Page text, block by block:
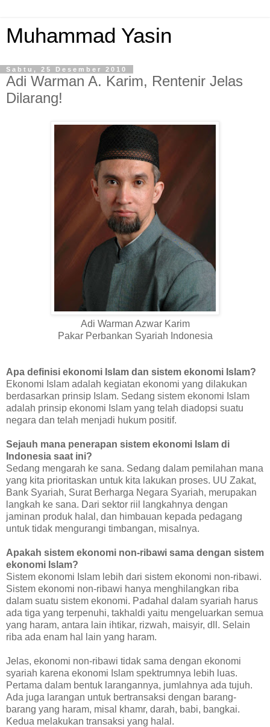
Muhammad Yasin
Sabtu, 25 Desember 2010
Adi Warman A. Karim, Rentenir Jelas
Dilarang!
Adi Warman Azwar Karim
Pakar Perbankan Syariah Indonesia
Apa definisi ekonomi Islam dan sistem ekonomi Islam?
Ekonomi Islam adalah kegiatan ekonomi yang dilakukan
berdasarkan prinsip Islam. Sedang sistem ekonomi Islam
adalah prinsip ekonomi Islam yang telah diadopsi suatu
negara dan telah menjadi hukum positif.
Sejauh mana penerapan sistem ekonomi Islam di
Indonesia saat ini?
Sedang mengarah ke sana. Sedang dalam pemilahan mana
yang kita prioritaskan untuk kita lakukan proses. UU Zakat,
Bank Syariah, Surat Berharga Negara Syariah, merupakan
langkah ke sana. Dari sektor riil langkahnya dengan
jaminan produk halal, dan himbauan kepada pedagang
untuk tidak mengurangi timbangan, misalnya.
Apakah sistem ekonomi non-ribawi sama dengan sistem
ekonomi Islam?
Sistem ekonomi Islam lebih dari sistem ekonomi non-ribawi.
Sistem ekonomi non-ribawi hanya menghilangkan riba
dalam suatu sistem ekonomi. Padahal dalam syariah harus
ada tiga yang terpenuhi, takhaldi yaitu mengeluarkan semua
yang haram, antara lain ihtikar, rizwah, maisyir, dll. Selain
riba ada enam hal lain yang haram.
Jelas, ekonomi non-ribawi tidak sama dengan ekonomi
syariah karena ekonomi Islam spektrumnya lebih luas.
Pertama dalam bentuk larangannya, jumlahnya ada tujuh.
Ada juga larangan untuk bertransaksi dengan barang-
barang yang haram, misal khamr, darah, babi, bangkai.
Kedua melakukan transaksi yang halal.